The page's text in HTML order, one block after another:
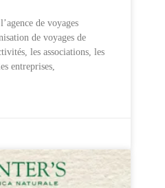
de voyages
de voyages de
les associations, les
entreprises,